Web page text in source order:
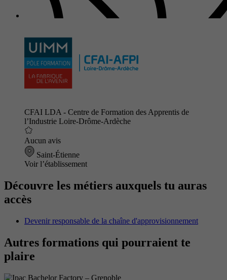
CFAI LDA - Centre de Formation des Apprentis de
l’Industrie Loire-Drôme-Ardèche
Aucun avis
Saint-Étienne
Voir l’établissement
Découvre les métiers auxquels tu auras
accès
Devenir responsable de la chaîne d'approvisionnement
Autres formations qui pourraient te
plaire